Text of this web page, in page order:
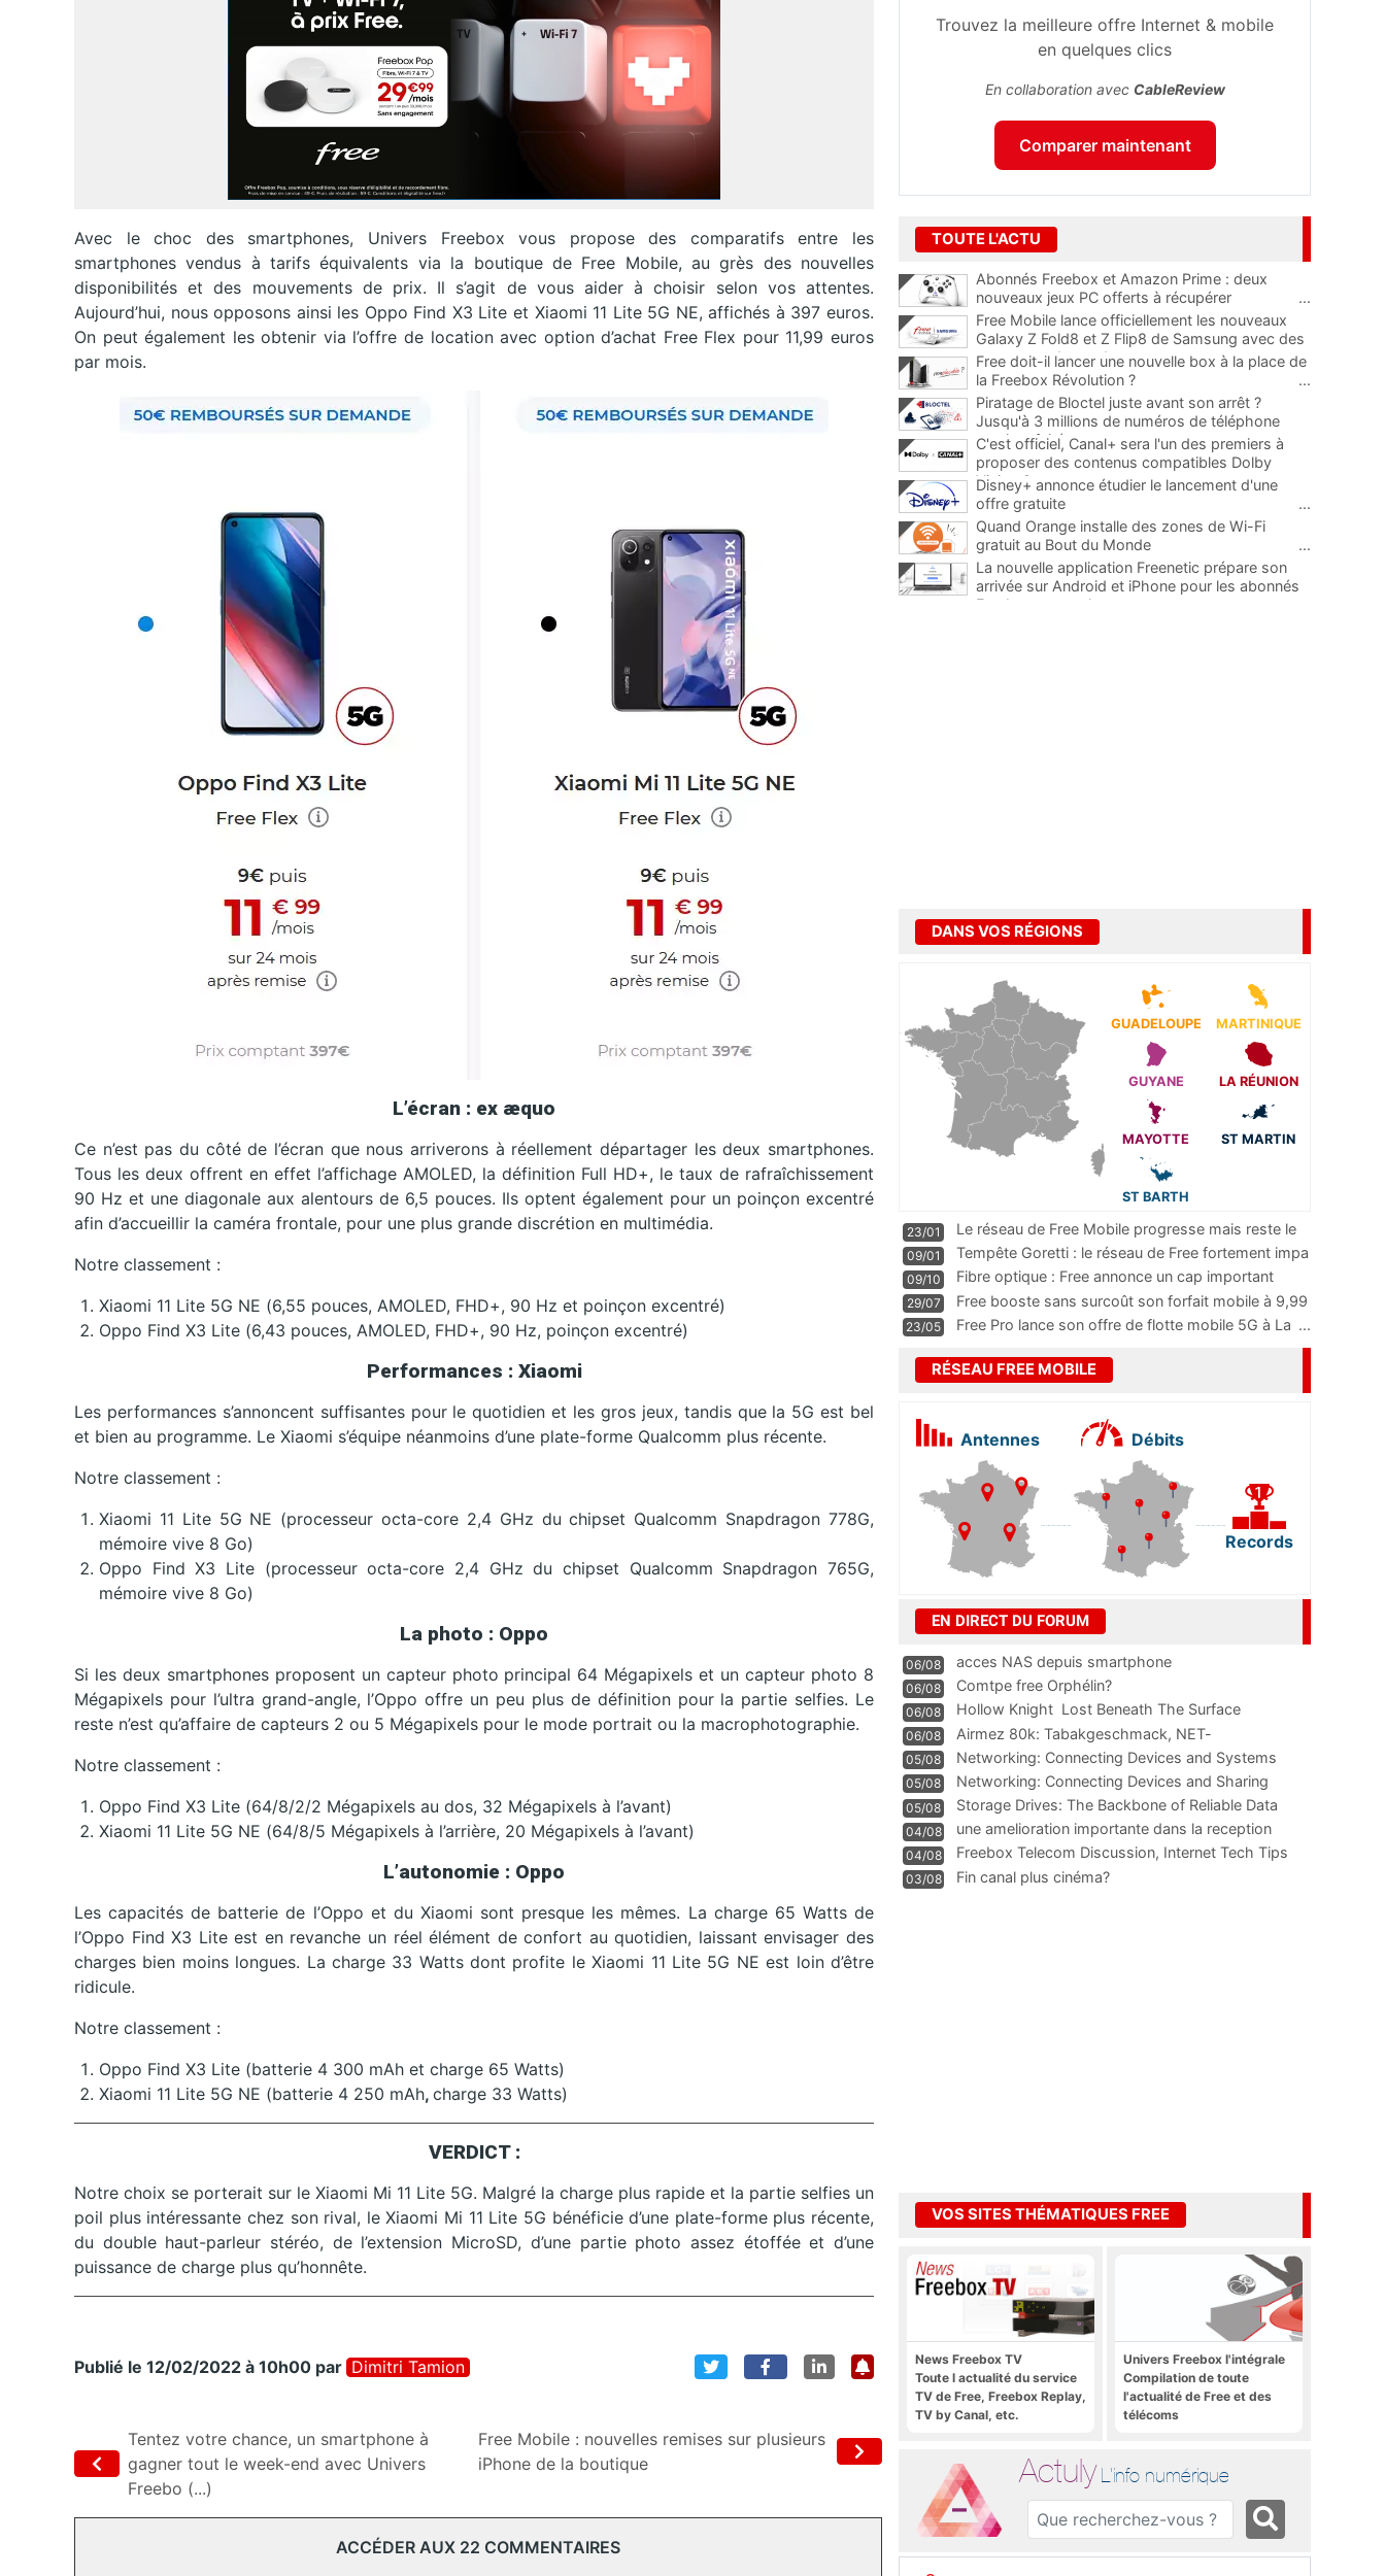
Avec le choc des smartphones, Univers Freebox vous propose des comparatifs entre les
smartphones vendus à tarifs équivalents via la boutique de Free Mobile, au grès des nouvelles
disponibilités et des mouvements de prix. Il s’agit de vous aider à choisir selon vos attentes.
Aujourd’hui, nous opposons ainsi les Oppo Find X3 Lite et Xiaomi 11 Lite 5G NE, affichés à 397 euros.
On peut également les obtenir via l’offre de location avec option d’achat Free Flex pour 11,99 euros
par mois.
L’écran : ex æquo
Ce n’est pas du côté de l’écran que nous arriverons à réellement départager les deux smartphones.
Tous les deux offrent en effet l’affichage AMOLED, la définition Full HD+, le taux de rafraîchissement
90 Hz et une diagonale aux alentours de 6,5 pouces. Ils optent également pour un poinçon excentré
afin d’accueillir la caméra frontale, pour une plus grande discrétion en multimédia.
Notre classement :
Xiaomi 11 Lite 5G NE (6,55 pouces, AMOLED, FHD+, 90 Hz et poinçon excentré)
Oppo Find X3 Lite (6,43 pouces, AMOLED, FHD+, 90 Hz, poinçon excentré)
Performances : Xiaomi
Les performances s’annoncent suffisantes pour le quotidien et les gros jeux, tandis que la 5G est bel
et bien au programme. Le Xiaomi s’équipe néanmoins d’une plate-forme Qualcomm plus récente.
Notre classement :
Xiaomi 11 Lite 5G NE (processeur octa-core 2,4 GHz du chipset Qualcomm Snapdragon 778G,
mémoire vive 8 Go)
Oppo Find X3 Lite (processeur octa-core 2,4 GHz du chipset Qualcomm Snapdragon 765G,
mémoire vive 8 Go)
La photo : Oppo
Si les deux smartphones proposent un capteur photo principal 64 Mégapixels et un capteur photo 8
Mégapixels pour l’ultra grand-angle, l’Oppo offre un peu plus de définition pour la partie selfies. Le
reste n’est qu’affaire de capteurs 2 ou 5 Mégapixels pour le mode portrait ou la macrophotographie.
Notre classement :
Oppo Find X3 Lite (64/8/2/2 Mégapixels au dos, 32 Mégapixels à l’avant)
Xiaomi 11 Lite 5G NE (64/8/5 Mégapixels à l’arrière, 20 Mégapixels à l’avant)
L’autonomie : Oppo
Les capacités de batterie de l’Oppo et du Xiaomi sont presque les mêmes. La charge 65 Watts de
l’Oppo Find X3 Lite est en revanche un réel élément de confort au quotidien, laissant envisager des
charges bien moins longues. La charge 33 Watts dont profite le Xiaomi 11 Lite 5G NE est loin d’être
ridicule.
Notre classement :
Oppo Find X3 Lite (batterie 4 300 mAh et charge 65 Watts)
Xiaomi 11 Lite 5G NE (batterie 4 250 mAh, charge 33 Watts)
VERDICT :
Notre choix se porterait sur le Xiaomi Mi 11 Lite 5G. Malgré la charge plus rapide et la partie selfies un
poil plus intéressante chez son rival, le Xiaomi Mi 11 Lite 5G bénéficie d’une plate-forme plus récente,
du double haut-parleur stéréo, de l’extension MicroSD, d’une partie photo assez étoffée et d’une
puissance de charge plus qu’honnête.
Publié le 12/02/2022 à 10h00 par Dimitri Tamion
Tentez votre chance, un smartphone à
gagner tout le week-end avec Univers
Freebo (...)
Free Mobile : nouvelles remises sur plusieurs
iPhone de la boutique
ACCÉDER AUX 22 COMMENTAIRES
Trouvez la meilleure offre Internet & mobile
en quelques clics
En collaboration avec CableReview
Comparer maintenant
TOUTE L'ACTU
Abonnés Freebox et Amazon Prime : deux
nouveaux jeux PC offerts à récupérer
...
Free Mobile lance officiellement les nouveaux
Galaxy Z Fold8 et Z Flip8 de Samsung avec des
promos et des cadeaux
...
Free doit-il lancer une nouvelle box à la place de
la Freebox Révolution ?
...
Piratage de Bloctel juste avant son arrêt ?
Jusqu'à 3 millions de numéros de téléphone
auraient fuité
C'est officiel, Canal+ sera l'un des premiers à
proposer des contenus compatibles Dolby
Vision 2
Disney+ annonce étudier le lancement d'une
offre gratuite
...
Quand Orange installe des zones de Wi-Fi
gratuit au Bout du Monde
...
La nouvelle application Freenetic prépare son
arrivée sur Android et iPhone pour les abonnés
Freebox, testez la
DANS VOS RÉGIONS
GUADELOUPE MARTINIQUE
GUYANE LA RÉUNION
MAYOTTE ST MARTIN
ST BARTH
23/01
Le réseau de Free Mobile progresse mais reste le
m
...
09/01
Tempête Goretti : le réseau de Free fortement impa
09/10
Fibre optique : Free annonce un cap important
pass
...
29/07
Free booste sans surcoût son forfait mobile à 9,99
23/05 Free Pro lance son offre de flotte mobile 5G à La ...
RÉSEAU FREE MOBILE
Antennes Débits
Records
EN DIRECT DU FORUM
06/08 acces NAS depuis smartphone
06/08 Comtpe free Orphélin?
06/08 Hollow Knight  Lost Beneath The Surface
06/08
Airmez 80k: Tabakgeschmack, NET-
Technologie und Leistung im
05/08 Networking: Connecting Devices and Systems
05/08
Networking: Connecting Devices and Sharing
Information
05/08
Storage Drives: The Backbone of Reliable Data
Management
04/08
une amelioration importante dans la reception
WIFI
04/08
Freebox Telecom Discussion, Internet Tech Tips
Communi
03/08 Fin canal plus cinéma?
VOS SITES THÉMATIQUES FREE
News Freebox TV
Toute l actualité du service
TV de Free, Freebox Replay,
TV by Canal, etc.
Univers Freebox l'intégrale
Compilation de toute
l'actualité de Free et des
télécoms
Actuly L'info numérique